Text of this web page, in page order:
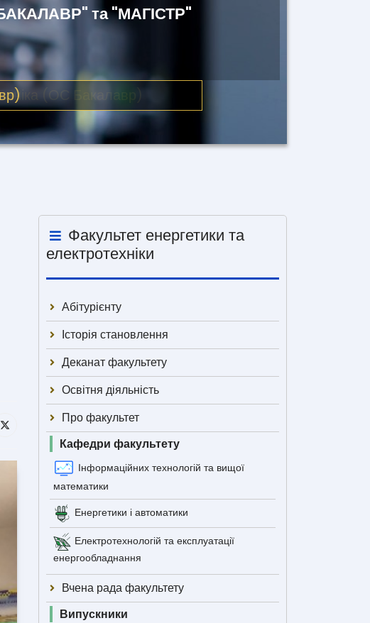
та "МАГІСТР"
(ОС Бакалавр)
Факультет енергетики та
електротехніки
Абітурієнту
Історія становлення
Деканат факультету
Освітня діяльність
Про факультет
Кафедри факультету
Інформаційних технологій та вищої
математики
Енергетики і автоматики
Електротехнологій та експлуатації
енергообладнання
Вчена рада факультету
Випускники